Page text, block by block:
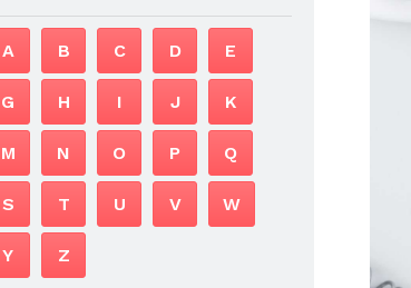
A B C D E
G H I J K
M N O P Q
S T U V W
Y Z